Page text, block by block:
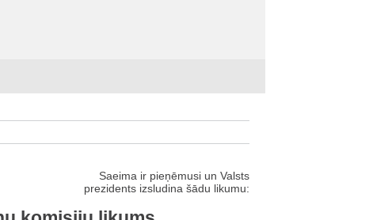
Saeima ir pieņēmusi un Valsts
prezidents izsludina šādu likumu: